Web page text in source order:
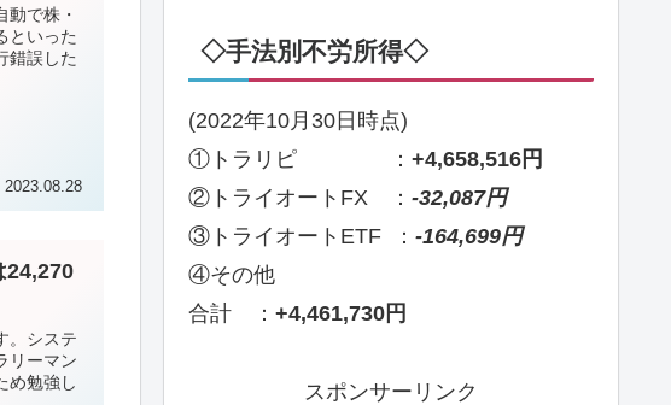
動で株・
といった
錯誤した
2023.08.28
24,270
。システ
リーマン
め勉強し
◇手法別不労所得◇
(2022年10月30日時点)
①トラリピ ： +4,658,516円
②トライオートFX ： -32,087円
③トライオートETF ： -164,699円
④その他
合計 ： +4,461,730円
スポンサーリンク